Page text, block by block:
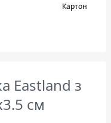
Картон
Eastland з
см